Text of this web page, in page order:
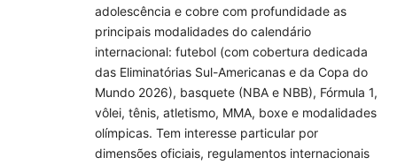
adolescência e cobre com profundidade as
principais modalidades do calendário
internacional: futebol (com cobertura dedicada
das Eliminatórias Sul-Americanas e da Copa do
Mundo 2026), basquete (NBA e NBB), Fórmula 1,
vôlei, tênis, atletismo, MMA, boxe e modalidades
olímpicas. Tem interesse particular por
dimensões oficiais, regulamentos internacionais